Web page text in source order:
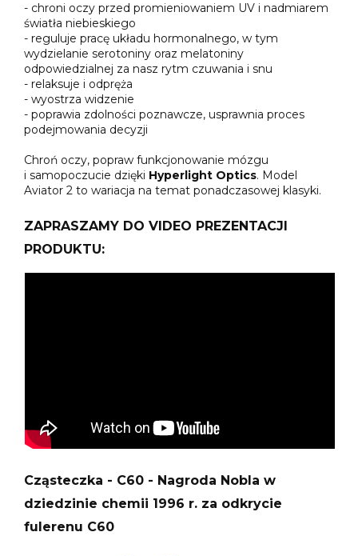
- chroni oczy przed promieniowaniem UV i nadmiarem
światła niebieskiego
- reguluje pracę układu hormonalnego, w tym
wydzielanie serotoniny oraz melatoniny
odpowiedzialnej za nasz rytm czuwania i snu
- relaksuje i odpręża
- wyostrza widzenie
- poprawia zdolności poznawcze, usprawnia proces
podejmowania decyzji
Chroń oczy, popraw funkcjonowanie mózgu
i samopoczucie dzięki Hyperlight Optics. Model
Aviator 2 to wariacja na temat ponadczasowej klasyki.
ZAPRASZAMY DO VIDEO PREZENTACJI
PRODUKTU:
Cząsteczka - C60 - Nagroda Nobla w
dziedzinie chemii 1996 r. za odkrycie
fulerenu C60